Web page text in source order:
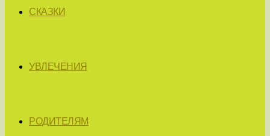
СКАЗКИ
УВЛЕЧЕНИЯ
РОДИТЕЛЯМ